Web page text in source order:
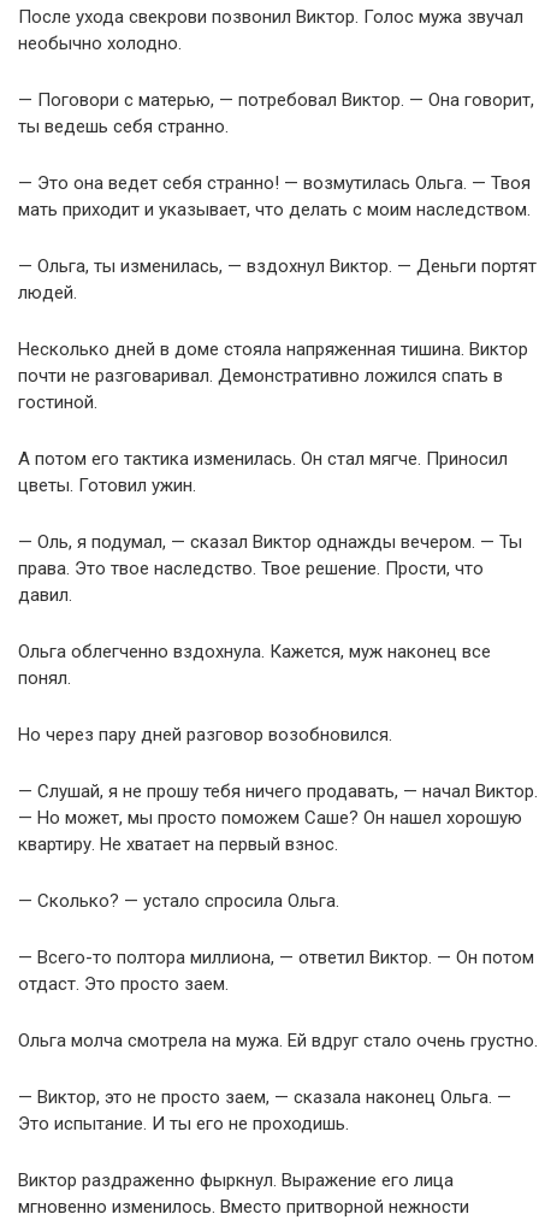
После ухода свекрови позвонил Виктор. Голос мужа звучал
необычно холодно.
— Поговори с матерью, — потребовал Виктор. — Она говорит,
ты ведешь себя странно.
— Это она ведет себя странно! — возмутилась Ольга. — Твоя
мать приходит и указывает, что делать с моим наследством.
— Ольга, ты изменилась, — вздохнул Виктор. — Деньги портят
людей.
Несколько дней в доме стояла напряженная тишина. Виктор
почти не разговаривал. Демонстративно ложился спать в
гостиной.
А потом его тактика изменилась. Он стал мягче. Приносил
цветы. Готовил ужин.
— Оль, я подумал, — сказал Виктор однажды вечером. — Ты
права. Это твое наследство. Твое решение. Прости, что
давил.
Ольга облегченно вздохнула. Кажется, муж наконец все
понял.
Но через пару дней разговор возобновился.
— Слушай, я не прошу тебя ничего продавать, — начал Виктор.
— Но может, мы просто поможем Саше? Он нашел хорошую
квартиру. Не хватает на первый взнос.
— Сколько? — устало спросила Ольга.
— Всего-то полтора миллиона, — ответил Виктор. — Он потом
отдаст. Это просто заем.
Ольга молча смотрела на мужа. Ей вдруг стало очень грустно.
— Виктор, это не просто заем, — сказала наконец Ольга. —
Это испытание. И ты его не проходишь.
Виктор раздраженно фыркнул. Выражение его лица
мгновенно изменилось. Вместо притворной нежности